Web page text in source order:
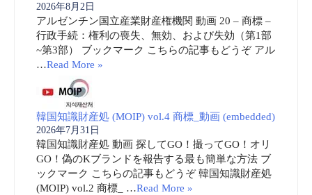
2026年8月2日
アルゼンチン国立産業財産権機関 動画 20 – 商標 –
行政手続：権利の喪失、無効、および失効（第1部
~第3部） ブックマーク こちらの記事もどうぞ アル
…Read More »
韓国知識財産処 (MOIP) vol.4 商標_動画 (embedded)
2026年7月31日
韓国知識財産処 動画 探してGO！撮ってGO！オリ
GO！偽のKブランドを報告する最も簡単な方法 ブ
ックマーク こちらの記事もどうぞ 韓国知識財産処
(MOIP) vol.2 商標_ …Read More »